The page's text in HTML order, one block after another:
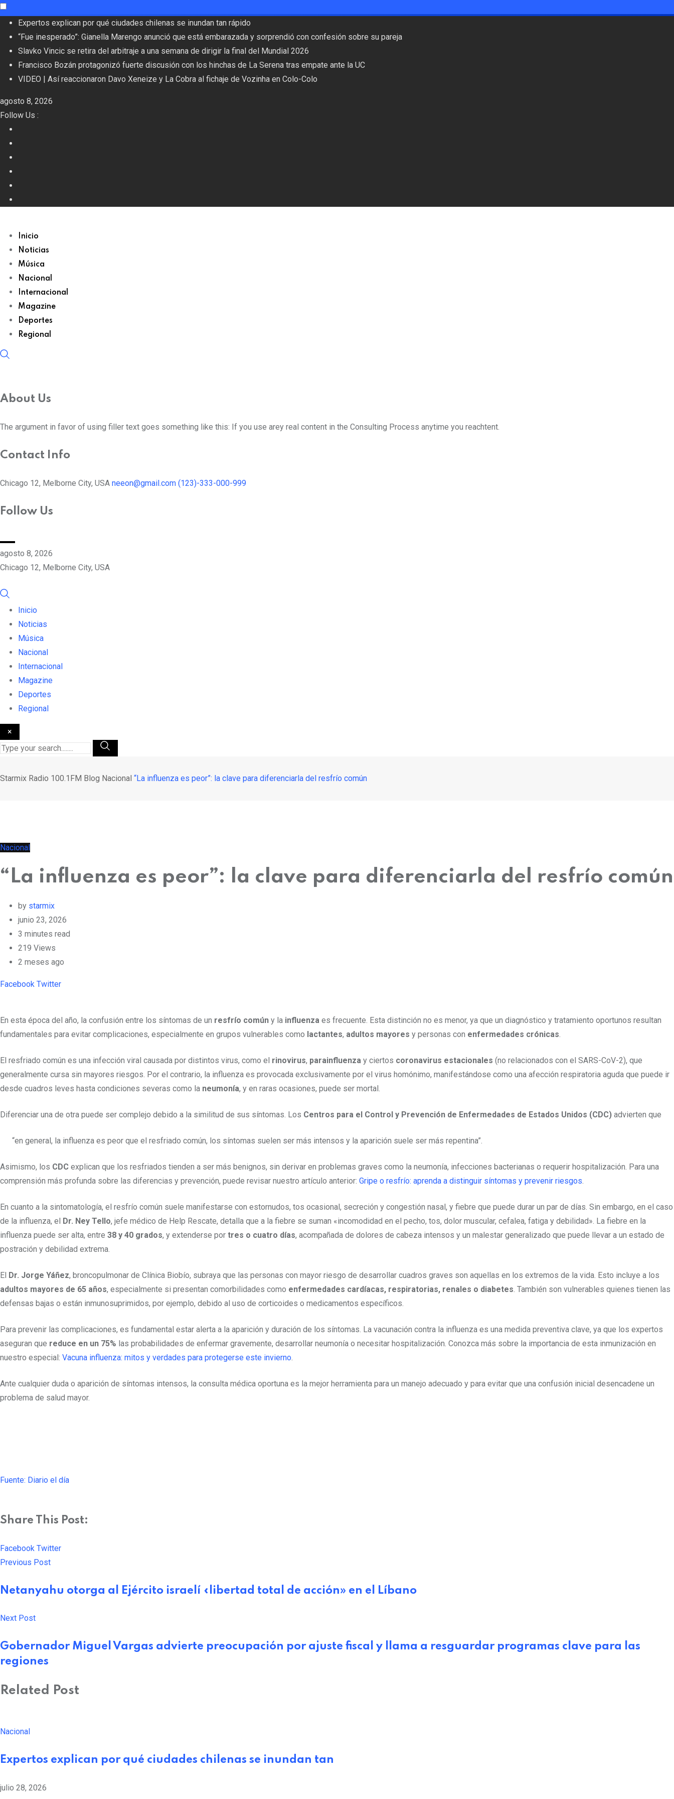
Skip
content
Expertos explican por qué ciudades chilenas se inundan tan rápido
“Fue inesperado”: Gianella Marengo anunció que está embarazada y sorprendió con confesión sobre su pareja
Slavko Vincic se retira del arbitraje a una semana de dirigir la final del Mundial 2026
Francisco Bozán protagonizó fuerte discusión con los hinchas de La Serena tras empate ante la UC
VIDEO | Así reaccionaron Davo Xeneize y La Cobra al fichaje de Vozinha en Colo-Colo
agosto 8, 2026
Follow Us :
Inicio
Noticias
Música
Nacional
Internacional
Magazine
Deportes
Regional
About Us
The argument in favor of using filler text goes something like this: If you use arey real content in the Consulting Process anytime you reachtent.
Contact Info
Chicago 12, Melborne City, USA neeon@gmail.com (123)-333-000-999
Follow Us
agosto 8, 2026
Chicago 12, Melborne City, USA
Inicio
Noticias
Música
Nacional
Internacional
Magazine
Deportes
Regional
×
Starmix Radio 100.1FM Blog Nacional “La influenza es peor”: la clave para diferenciarla del resfrío común
Nacional
“La influenza es peor”: la clave para diferenciarla del resfrío común
by starmix
junio 23, 2026
3 minutes read
219 Views
2 meses ago
Facebook Twitter
En esta época del año, la confusión entre los síntomas de un resfrío común y la influenza es frecuente. Esta distinción no es menor, ya que un diagnóstico y tratamiento oportunos resultan
fundamentales para evitar complicaciones, especialmente en grupos vulnerables como lactantes, adultos mayores y personas con enfermedades crónicas
El resfriado común es una infección viral causada por distintos virus, como el rinovirus, parainfluenza y ciertos coronavirus estacionales (no relacionados con el SARS-CoV-2), que
generalmente cursa sin mayores riesgos. Por el contrario, la influenza es provocada exclusivamente por el virus homónimo, manifestándose como una afección respiratoria aguda que puede ir
desde cuadros leves hasta condiciones severas como la neumonía, y en raras ocasiones, puede ser mortal.
Diferenciar una de otra puede ser complejo debido a la similitud de sus síntomas. Los Centros para el Control y Prevención de Enfermedades de Estados Unidos (CDC) advierten que
“en general, la influenza es peor que el resfriado común, los síntomas suelen ser más intensos y la aparición suele ser más repentina”.
Asimismo, los CDC explican que los resfriados tienden a ser más benignos, sin derivar en problemas graves como la neumonía, infecciones bacterianas o requerir hospitalización. Para una
comprensión más profunda sobre las diferencias y prevención, puede revisar nuestro artículo anterior: Gripe o resfrío: aprenda a distinguir síntomas y prevenir riesgos
En cuanto a la sintomatología, el resfrío común suele manifestarse con estornudos, tos ocasional, secreción y congestión nasal, y fiebre que puede durar un par de días. Sin embargo, en el caso
de la influenza, el Dr. Ney Tello, jefe médico de Help Rescate, detalla que a la fiebre se suman «incomodidad en el pecho, tos, dolor muscular, cefalea, fatiga y debilidad». La fiebre en la
influenza puede ser alta, entre 38 y 40 grados, y extenderse por tres o cuatro días, acompañada de dolores de cabeza intensos y un malestar generalizado que puede llevar a un estado de
postración y debilidad extrema.
El Dr. Jorge Yáñez, broncopulmonar de Clínica Biobío, subraya que las personas con mayor riesgo de desarrollar cuadros graves son aquellas en los extremos de la vida. Esto incluye a los
adultos mayores de 65 años, especialmente si presentan comorbilidades como enfermedades cardíacas, respiratorias, renales o diabetes . También son vulnerables quienes tienen las
defensas bajas o están inmunosuprimidos, por ejemplo, debido al uso de corticoides o medicamentos específicos.
Para prevenir las complicaciones, es fundamental estar alerta a la aparición y duración de los síntomas. La vacunación contra la influenza es una medida preventiva clave, ya que los expertos
aseguran que reduce en un 75% las probabilidades de enfermar gravemente, desarrollar neumonía o necesitar hospitalización. Conozca más sobre la importancia de esta inmunización en
nuestro especial: Vacuna influenza: mitos y verdades para protegerse este invierno
Ante cualquier duda o aparición de síntomas intensos, la consulta médica oportuna es la mejor herramienta para un manejo adecuado y para evitar que una confusión inicial desencadene un
problema de salud mayor.
Fuente: Diario el día
Share This Post:
Facebook Twitter
Previous Post
Netanyahu otorga al Ejército israelí «libertad total de acción» en el Líbano
Next Post
Gobernador Miguel Vargas advierte preocupación por ajuste fiscal y llama a resguardar programas clave para las
regiones
Related Post
Nacional
Expertos explican por qué ciudades chilenas se inundan tan
julio 28, 2026